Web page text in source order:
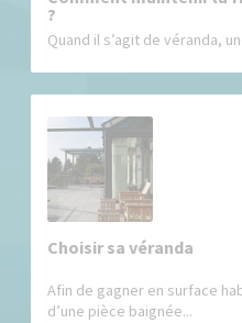
?
Quand il s’agit de véranda,
Choisir sa véranda
Afin de gagner en surface
d’une pièce baignée...